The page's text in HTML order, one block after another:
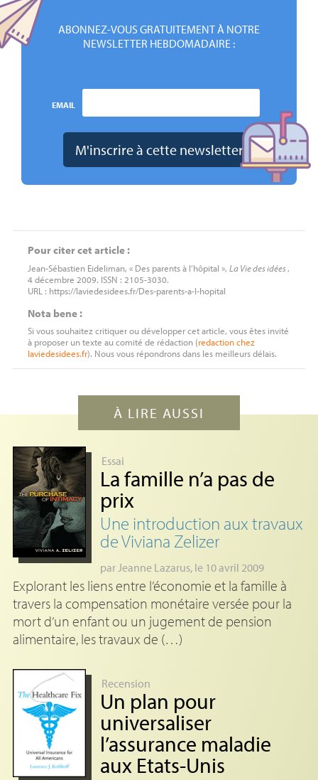
ABONNEZ-VOUS GRATUITEMENT À NOTRE
NEWSLETTER HEBDOMADAIRE :
EMAIL
Pour citer cet article :
Jean-Sébastien Eideliman, « Des parents à l’hôpital », La Vie des idées,
4 décembre 2009. ISSN : 2105-3030.
URL : https://laviedesidees.fr/Des-parents-a-l-hopital
Nota bene :
Si vous souhaitez critiquer ou développer cet article, vous êtes invité
à proposer un texte au comité de rédaction (redactionchez
laviedesidees.fr). Nous vous répondrons dans les meilleurs délais.
À LIRE AUSSI
Essai
La famille n’a pas de
prix
Une introduction aux travaux
de Viviana Zelizer
parJeanne Lazarus, le 10 avril 2009
Explorant les liens entre l’économie et la famille à
travers la compensation monétaire versée pour la
mort d’un enfant ou un jugement de pension
alimentaire, les travaux de (…)
Recension
Un plan pour
universaliser
l’assurance maladie
aux Etats-Unis